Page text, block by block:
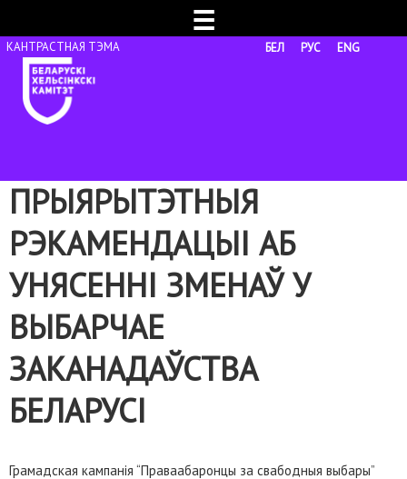
☰
БЕЛ РУС ENG
ПРЫЯРЫТЭТНЫЯ
РЭКАМЕНДАЦЫІ АБ
УНЯСЕННІ ЗМЕНАЎ У
ВЫБАРЧАЕ
ЗАКАНАДАЎСТВА
БЕЛАРУСІ
Грамадская кампанія “Праваабаронцы за свабодныя выбары”